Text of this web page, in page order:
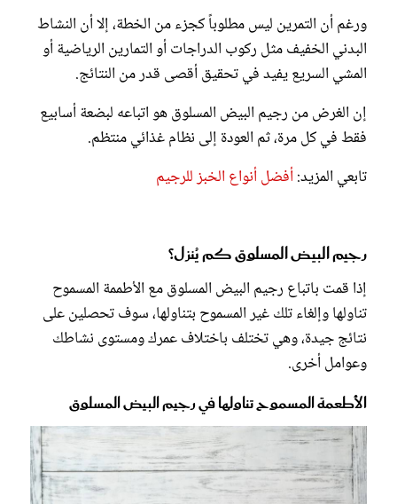
ورغم أن التمرين ليس مطلوباً كجزء من الخطة، إلا أن النشاط
البدني الخفيف مثل ركوب الدراجات أو التمارين الرياضية أو
المشي السريع يفيد في تحقيق أقصى قدر من النتائج.
إن الغرض من رجيم البيض المسلوق هو اتباعه لبضعة أسابيع
فقط في كل مرة، ثم العودة إلى نظام غذائي منتظم.
تابعي المزيد:أفضل أنواع الخبز للرجيم
رجيم البيض المسلوق كم يُنزل؟
إذا قمت باتباع رجيم البيض المسلوق مع الأطممة المسموح
تناولها وإلغاء تلك غير المسموح بتناولها، سوف تحصلين على
نتائج جيدة، وهي تختلف باختلاف عمرك ومستوى نشاطك
وعوامل أخرى.
الأطعمة المسموح تناولها في رجيم البيض المسلوق